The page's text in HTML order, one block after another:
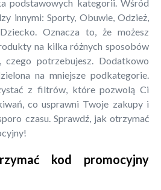
podstawowych kategorii. Wśród
innymi: Sporty, Obuwie, Odzież,
Oznacza to, że możesz
na kilka różnych sposobów
potrzebujesz. Dodatkowo
na mniejsze podkategorie.
z filtrów, które pozwolą Ci
co usprawni Twoje zakupy i
czasu. Sprawdź, jak otrzymać
kod promocyjny